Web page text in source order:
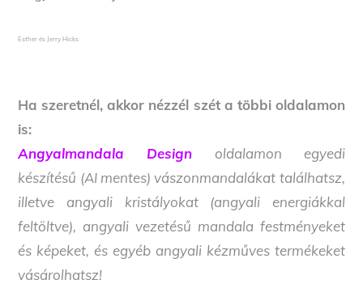
Esther és Jerry Hicks
Ha szeretnél, akkor nézzél szét a többi oldalamon
is:
Angyalmandala Design oldalamon egyedi
készítésű (AI mentes) vászonmandalákat találhatsz,
illetve angyali kristályokat (angyali energiákkal
feltöltve), angyali vezetésű mandala festményeket
és képeket, és egyéb angyali kézműves termékeket
vásárolhatsz!